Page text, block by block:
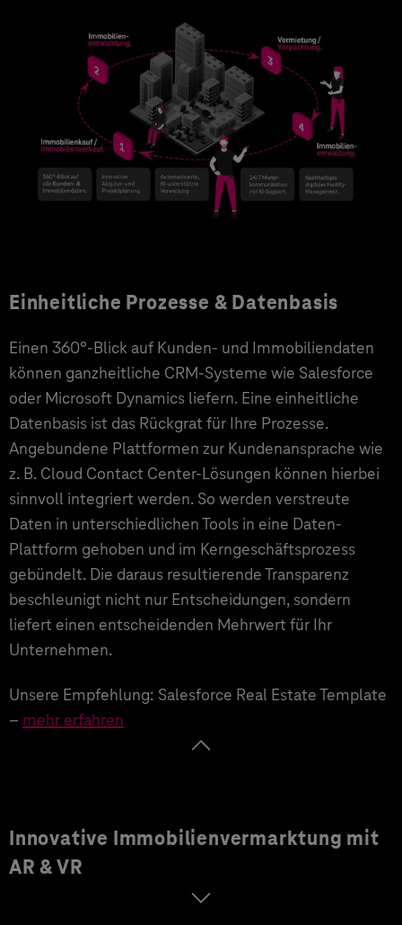
Einheitliche Prozesse & Datenbasis
Einen 360°-Blick auf Kunden- und Immobiliendaten
können ganzheitliche CRM-Systeme wie Salesforce
oder Microsoft Dynamics liefern. Eine einheitliche
Datenbasis ist das Rückgrat für Ihre Prozesse.
Angebundene Plattformen zur Kundenansprache wie
z. B. Cloud Contact Center-Lösungen können hierbei
sinnvoll integriert werden. So werden verstreute
Daten in unterschiedlichen Tools in eine Daten-
Plattform gehoben und im Kerngeschäftsprozess
gebündelt. Die daraus resultierende Transparenz
beschleunigt nicht nur Entscheidungen, sondern
liefert einen entscheidenden Mehrwert für Ihr
Unternehmen.
Unsere Empfehlung: Salesforce Real Estate Template
– mehr erfahren
Innovative Immobilienvermarktung mit
AR & VR